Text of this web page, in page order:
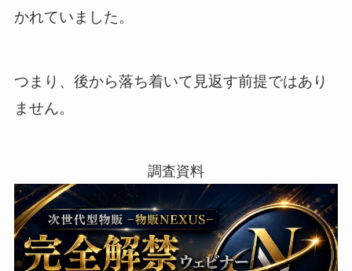
かれていました。
つまり、後から落ち着いて見返す前提ではあり
ません。